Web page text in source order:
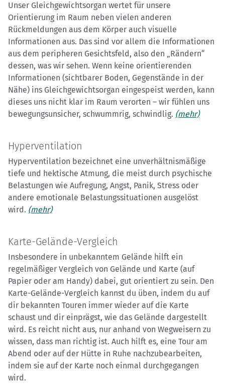
Unser Gleichgewichtsorgan wertet für unsere
Orientierung im Raum neben vielen anderen
Rückmeldungen aus dem Körper auch visuelle
Informationen aus. Das sind vor allem die Informationen
aus dem peripheren Gesichtsfeld, also den „Rändern“
dessen, was wir sehen. Wenn keine orientierenden
Informationen (sichtbarer Boden, Gegenstände in der
Nähe) ins Gleichgewichtsorgan eingespeist werden, kann
dieses uns nicht klar im Raum verorten – wir fühlen uns
bewegungsunsicher, schwummrig, schwindlig. (mehr)
Hyperventilation
Hyperventilation bezeichnet eine unverhältnismäßige
tiefe und hektische Atmung, die meist durch psychische
Belastungen wie Aufregung, Angst, Panik, Stress oder
andere emotionale Belastungssituationen ausgelöst
wird. (mehr)
Karte-Gelände-Vergleich
Insbesondere in unbekanntem Gelände hilft ein
regelmäßiger Vergleich von Gelände und Karte (auf
Papier oder am Handy) dabei, gut orientiert zu sein. Den
Karte-Gelände-Vergleich kannst du üben, indem du auf
dir bekannten Touren immer wieder auf die Karte
schaust und dir einprägst, wie das Gelände dargestellt
wird. Es reicht nicht aus, nur anhand von Wegweisern zu
wissen, dass man richtig ist. Auch hilft es, eine Tour am
Abend oder auf der Hütte in Ruhe nachzubearbeiten,
indem sie auf der Karte noch einmal durchgegangen
wird.